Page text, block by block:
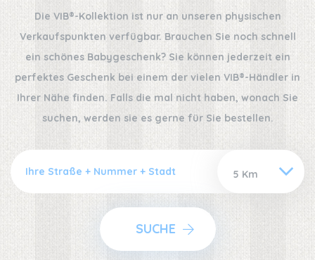
Die VIB®-Kollektion ist nur an unseren physischen
Verkaufspunkten verfügbar. Brauchen Sie noch schnell
ein schönes Babygeschenk? Sie können jederzeit ein
perfektes Geschenk bei einem der vielen VIB®-Händler in
Ihrer Nähe finden. Falls die mal nicht haben, wonach Sie
suchen, werden sie es gerne für Sie bestellen.
SUCHE